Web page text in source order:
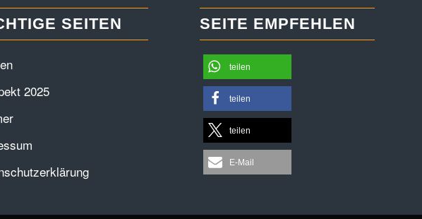
SEITEN
2025
SEITE EMPFEHLEN
teilen
teilen
teilen
E-Mail